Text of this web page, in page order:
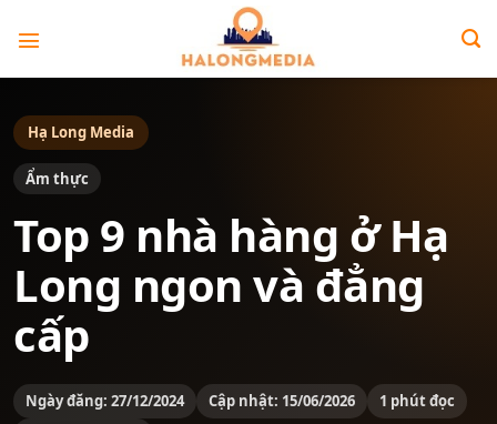
qua
Hạ Long Media
Ẩm thực
Top 9 nhà hàng ở Hạ
Long ngon và đẳng
cấp
Ngày đăng: 27/12/2024 Cập nhật: 15/06/2026
1 phút đọc